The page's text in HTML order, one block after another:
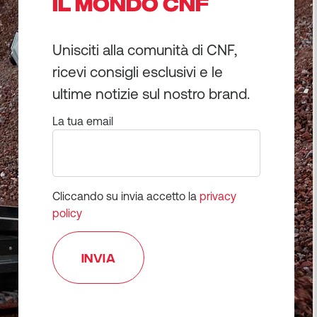
Unisciti alla comunità di CNF,
ricevi consigli esclusivi e le
ultime notizie sul nostro brand.
La tua email
Cliccando su invia accetto la privacy
policy